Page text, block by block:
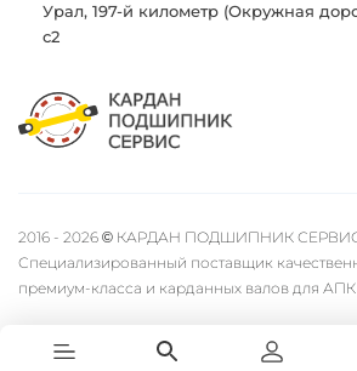
Урал, 197-й километр (Окружная
с2
2016 - 2026 © КАРДАН ПОДШИПНИК
Специализированный поставщик
премиум-класса и карданных валов для АПК